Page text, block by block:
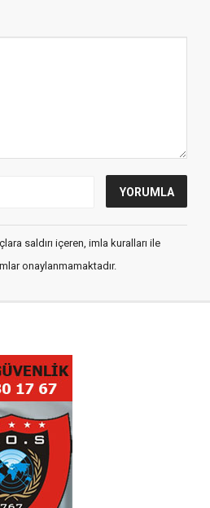
saldırı içeren, imla kuralları ile
onaylanmamaktadır.